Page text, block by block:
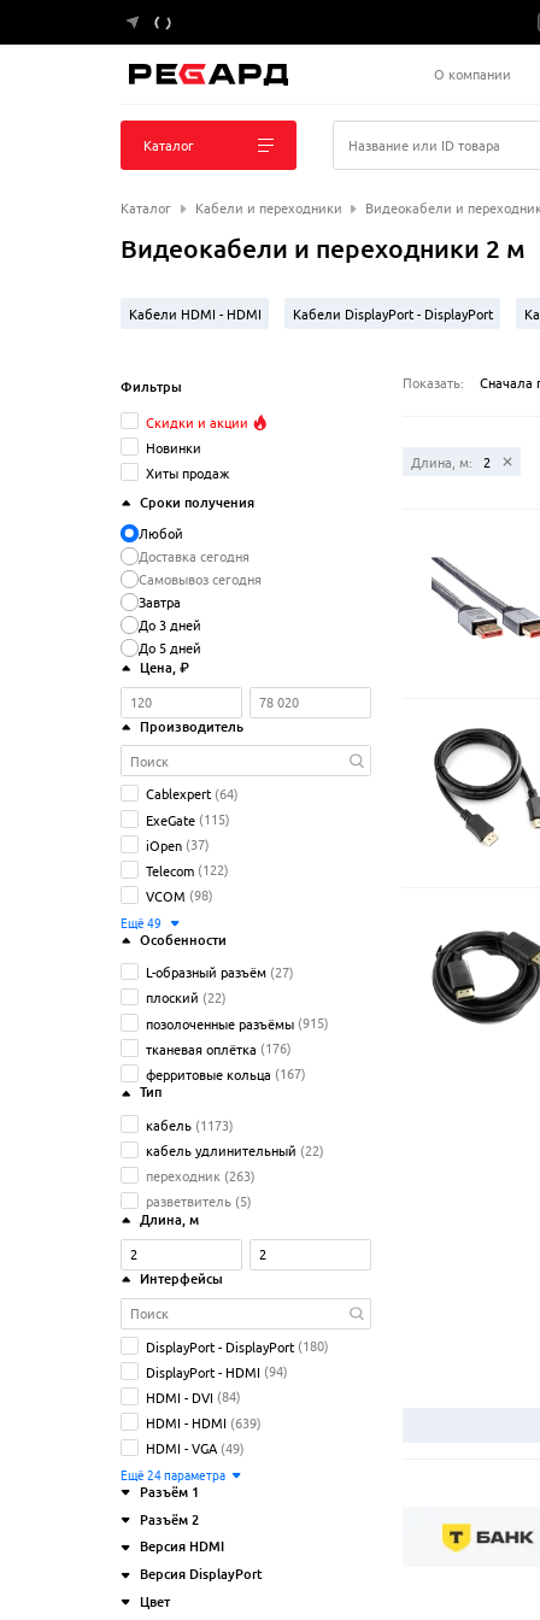
О компании
Каталог Название или ID товара
Каталог Кабели и переходники Видеокабели и
Видеокабели и переходники 2 м
Кабели HDMI - HDMI Кабели DisplayPort - DisplayPort
Кабели HDMI - Micro HDMI
Фильтры
Скидки и акции
Новинки
Хиты продаж
Сроки получения
Любой
Доставка сегодня
Самовывоз сегодня
Завтра
До 3 дней
До 5 дней
Цена , ₽
Производитель
Cablexpert (64)
ExeGate (115)
iOpen (37)
Telecom (122)
VCOM (98)
Ещё 49
Особенности
L-образный разъём (27)
плоский (22)
позолоченные разъёмы (915)
тканевая оплётка (176)
ферритовые кольца (167)
Тип
кабель (1173)
кабель удлинительный (22)
переходник (263)
разветвитель (5)
Длина , м
Интерфейсы
DisplayPort - DisplayPort (180)
DisplayPort - HDMI (94)
HDMI - DVI (84)
HDMI - HDMI (639)
HDMI - VGA (49)
Ещё 24параметрa
Разъём 1
HDMI (F)
(46)
HDMI (M)
Разъём 2
DisplayPort (M)
DVI-D (M)
Версия HDMI
1.4 (175)
2.0 (282)
Версия DisplayPort
1.0 (4)
Цвет
Показать: Сначала
Длина, м: 2